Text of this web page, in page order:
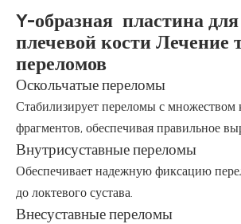
Y-образная пластина
плечевой кости Лечение
переломов
Оскольчатые переломы
Стабилизирует переломы с множеством
фрагментов, обеспечивая правильное
Внутрисуставные переломы
Обеспечивает надежную фиксацию
до локтевого сустава.
Внесуставные переломы